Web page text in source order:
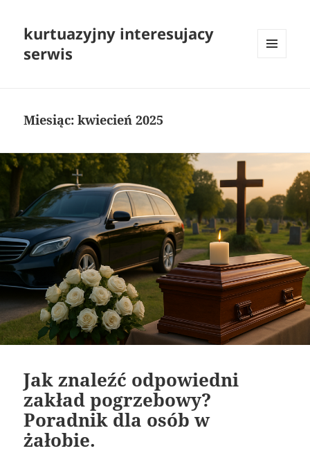
kurtuazyjny interesujacy
serwis
Miesiąc:kwiecień 2025
Jak znaleźć odpowiedni
zakład pogrzebowy?
Poradnik dla osób w
żałobie.